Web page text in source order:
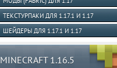
ТЕКСТУРПАКИ ДЛЯ 1.17.1 И 1.17
ШЕЙДЕРЫ ДЛЯ 1.17.1 И 1.17
MINECRAFT 1.16.5